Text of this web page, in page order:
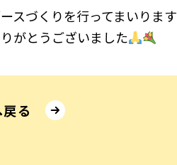
スづくりを行ってまいります
がとうございました
る